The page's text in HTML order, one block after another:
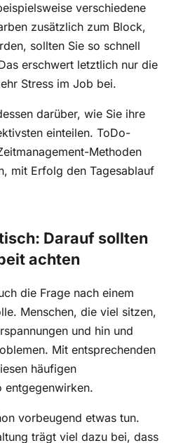
verschiedene
zusätzlich zum Block,
sollten Sie so schnell
erschwert letztlich nur die
Stress im Job bei.
darüber, wie Sie ihre
einteilen. ToDo-
Methoden
mit Erfolg den Tagesablauf
Darauf sollten
achten
die Frage nach einem
Menschen, die viel sitzen,
und hin und
Mit entsprechenden
häufigen
entgegenwirken.
vorbeugend etwas tun.
trägt viel dazu bei, dass